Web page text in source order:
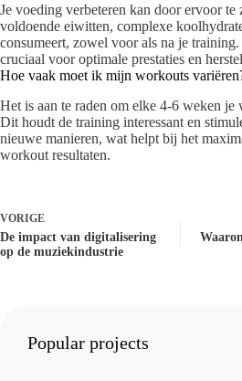
Je voeding verbeteren kan door ervoor te
voldoende eiwitten, complexe
consumeert, zowel voor als na je
cruciaal voor optimale prestaties en
Hoe vaak moet ik mijn workouts
Het is aan te raden om elke 4-6 weken je
Dit houdt de training interessant en
nieuwe manieren, wat helpt bij het
workout resultaten.
VORIGE
De impact van digitalisering
op de muziekindustrie
Popular projects